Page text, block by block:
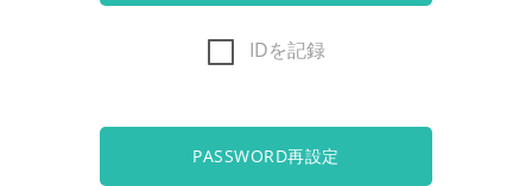
IDを記録
PASSWORD再設定